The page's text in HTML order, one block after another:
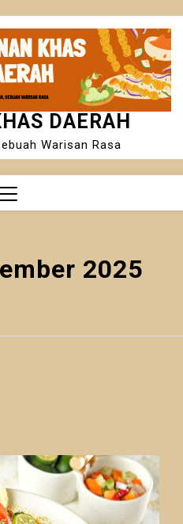
DAERAH
Warisan Rasa
2025